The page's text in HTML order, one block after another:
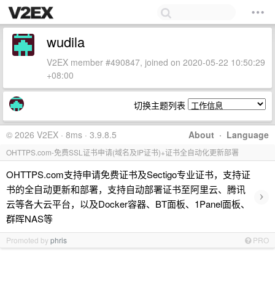
wudila
V2EX member #490847, joined on 2020-05-22 10:50:29
+08:00
切换主题列表
About · Language
© 2026 V2EX · 8ms · 3.9.8.5
OHTTPS.com-免费SSL证书申请(域名及IP证书)+证书全自动化更新部署
OHTTPS.com支持申请免费证书及Sectigo专业证书，支持证
书的全自动更新和部署，支持自动部署证书至阿里云、腾讯
云等各大云平台，以及Docker容器、BT面板、1Panel面板、
群晖NAS等
›
Promoted byphris PRO